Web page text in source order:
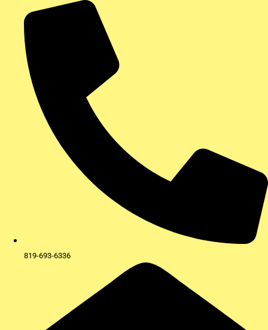
contenu
819-693-6336